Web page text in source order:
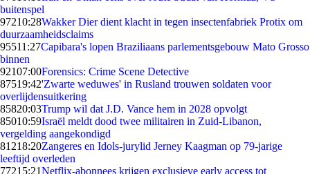
buitenspel
97210:28Wakker Dier dient klacht in tegen insectenfabriek Protix om
duurzaamheidsclaims
95511:27Capibara's lopen Braziliaans parlementsgebouw Mato Grosso
binnen
92107:00Forensics: Crime Scene Detective
87519:42'Zwarte weduwes' in Rusland trouwen soldaten voor
overlijdensuitkering
85820:03Trump wil dat J.D. Vance hem in 2028 opvolgt
85010:59Israël meldt dood twee militairen in Zuid-Libanon,
vergelding aangekondigd
81218:20Zangeres en Idols-jurylid Jerney Kaagman op 79-jarige
leeftijd overleden
77215:21Netflix-abonnees krijgen exclusieve early access tot